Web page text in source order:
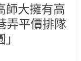
師大擁有高
弄平價排隊